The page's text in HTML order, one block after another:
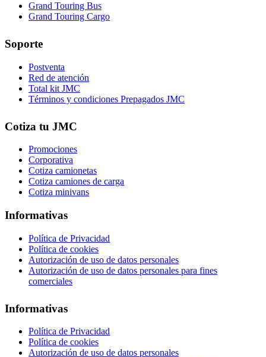
Grand Touring Bus
Grand Touring Cargo
Soporte
Postventa
Red de atención
Total kit JMC
Términos y condiciones Prepagados JMC
Cotiza tu JMC
Promociones
Corporativa
Cotiza camionetas
Cotiza camiones de carga
Cotiza minivans
Informativas
Política de Privacidad
Política de cookies
Autorización de uso de datos personales
Autorización de uso de datos personales para fines
comerciales
Informativas
Política de Privacidad
Política de cookies
Autorización de uso de datos personales